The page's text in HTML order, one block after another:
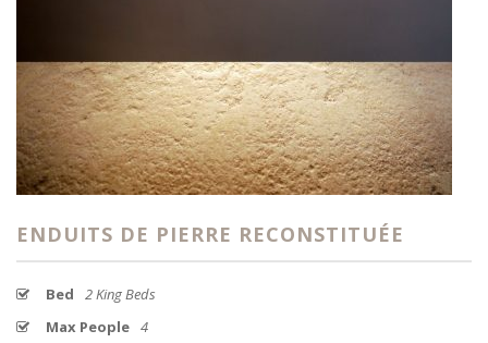
ENDUITS DE PIERRE RECONSTITUÉE
Bed
2 King Beds
Max People 4